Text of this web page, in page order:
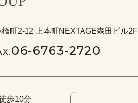
町2-12 上本町NEXTAGE森田ビル2F
06-6763-2720
歩10分